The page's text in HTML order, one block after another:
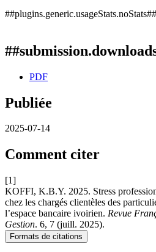
##plugins.generic.usageStats.noStats##
PDF
Publiée
2025-07-14
Comment citer
[1]
KOFFI, K.B.Y. 2025. Stress
chez les chargés clientèles des
l’espace bancaire ivoirien. Revue
Gestion. 6, 7 (juill. 2025).
Formats de citations